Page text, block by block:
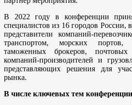
В 2022 году в конференции
специалистов из 16 городов России,
представители компаний-
транспортом, морских портов,
таможенных брокеров,
компаний-производителей и
представляющих решения для
рынка.
В числе ключевых тем конференции